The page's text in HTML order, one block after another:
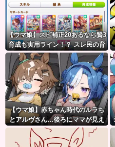
【ウマ娘】スピ補正20あるなら賢3
育成も実用ライン！？ スレ民の育
成した夏ドーベルが仕上がりつつ
ある件
【ウマ娘】赤ちゃん時代のルラち
とアルヴさん…後ろにママが見え
るな？